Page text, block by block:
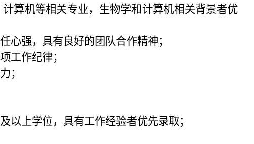
算机等相关专业，生物学和计算机相关背景者优
心强，具有良好的团队合作精神；
工作纪律；
；
以上学位，具有工作经验者优先录取；